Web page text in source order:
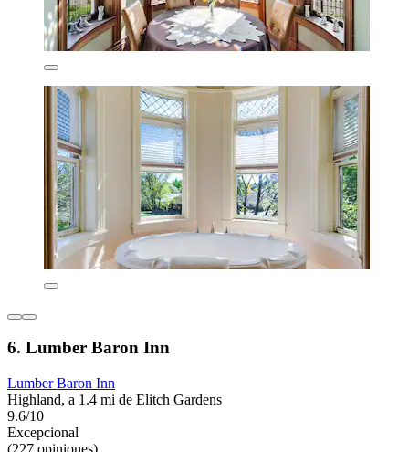
6. Lumber Baron Inn
Lumber Baron Inn
Highland, a 1.4 mi de Elitch Gardens
9.6/10
Excepcional
(227 opiniones)